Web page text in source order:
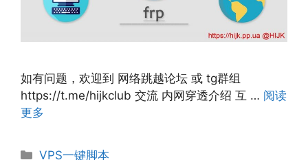
如有问题，欢迎到 网络跳越论坛 或 tg群组
https://t.me/hijkclub 交流 内网穿透介绍 互 … 阅读
更多
分
VPS一键脚本